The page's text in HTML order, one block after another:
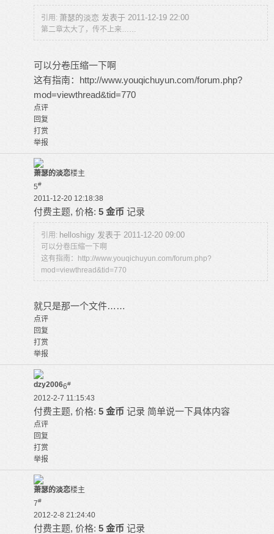
引用: 萧瑟的淡恋 发表于 2011-12-19 22:00
第二章太大了，传不上来……
可以分卷压缩一下啊
这有指南： http://www.youqichuyun.com/forum.php?
mod=viewthread&tid=770
点评
回复
打赏
举报
萧瑟的淡恋楼主
5#
2011-12-20 12:18:38
付费主题, 价格: 5 金币 记录
引用: helloshigy 发表于 2011-12-20 09:00
可以分卷压缩一下啊
这有指南：http://www.youqichuyun.com/forum.php?
mod=viewthread&tid=770
就只是那一个文件……
点评
回复
打赏
举报
dzy20066#
2012-2-7 11:15:43
付费主题, 价格: 5 金币 记录 简单说一下具体内容
点评
回复
打赏
举报
萧瑟的淡恋楼主
7#
2012-2-8 21:24:40
付费主题, 价格: 5 金币 记录